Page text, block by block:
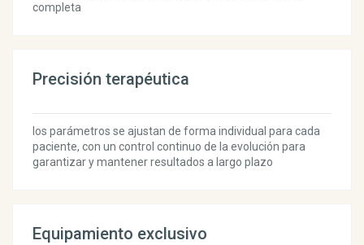
completa
Precisión terapéutica
los parámetros se ajustan de forma individual para cada
paciente, con un control continuo de la evolución para
garantizar y mantener resultados a largo plazo
Equipamiento exclusivo